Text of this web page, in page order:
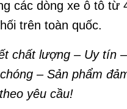
các dòng xe ô tô từ
trên toàn quốc.
chất lượng – Uy tín
– Sản phẩm
yêu cầu!